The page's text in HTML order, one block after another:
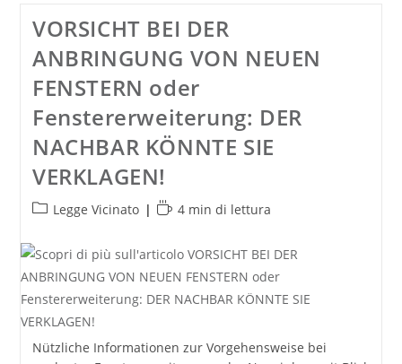
Persönlich-
Keitsrechts
Im
Internet
VORSICHT BEI DER
ANBRINGUNG VON NEUEN
FENSTERN oder
Fenstererweiterung: DER
NACHBAR KÖNNTE SIE
VERKLAGEN!
Categoria
Legge Vicinato
Tempo
lettura:
4 min di lettura
Nützliche Informationen zur Vorgehensweise bei